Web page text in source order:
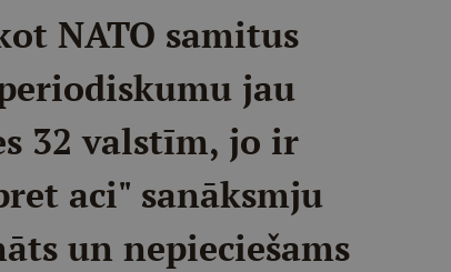
NATO samitus
jau
32 valstīm, jo ir
aci" sanāksmju
un nepieciešams